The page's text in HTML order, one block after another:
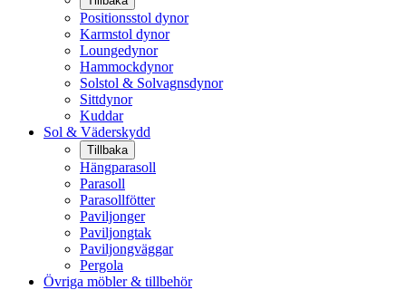
Positionsstol dynor
Karmstol dynor
Loungedynor
Hammockdynor
Solstol & Solvagnsdynor
Sittdynor
Kuddar
Sol & Väderskydd
Tillbaka
Hängparasoll
Parasoll
Parasollfötter
Paviljonger
Paviljongtak
Paviljongväggar
Pergola
Övriga möbler & tillbehör